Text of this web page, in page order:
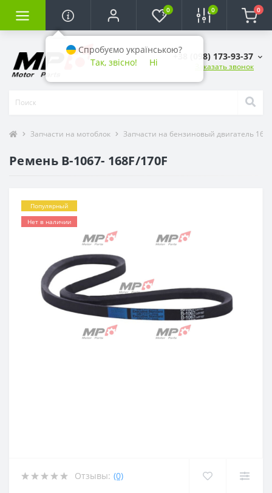
0 0 0
+38 (098) 173-93-37
Заказать звонок
Запчасти на мотоблок Запчасти на бензиновый двигатель
Ремень B-1067- 168F/170F
Популярный
Нет в наличии
Отзывы: (0)
Спробуємо українською?
Так, звісно!
Ні